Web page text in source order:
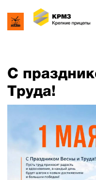
С
Труда!